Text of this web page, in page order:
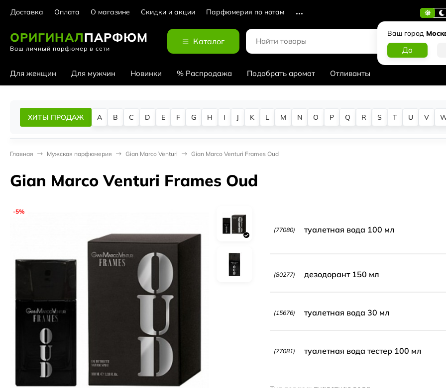
Доставка Оплата О магазине Скидки и акции Парфюмерия по нотам
Ваш город
ОРИГИНАЛПАРФЮМ
Ваш личный парфюмер в сети
Каталог
Для женщин Для мужчин Новинки % Распродажа Подобрать аромат Отливанты
ХИТЫ ПРОДАЖ A B C D E F G H I J K L M N O P Q R S T U V
Главная Мужская парфюмерия Gian Marco Venturi Gian Marco Venturi Frames Oud
Gian Marco Venturi Frames Oud
-5%
(77080) туалетная вода 100 мл
(80277) дезодорант 150 мл
(15676) туалетная вода 30 мл
(77081) туалетная вода тестер 100 мл